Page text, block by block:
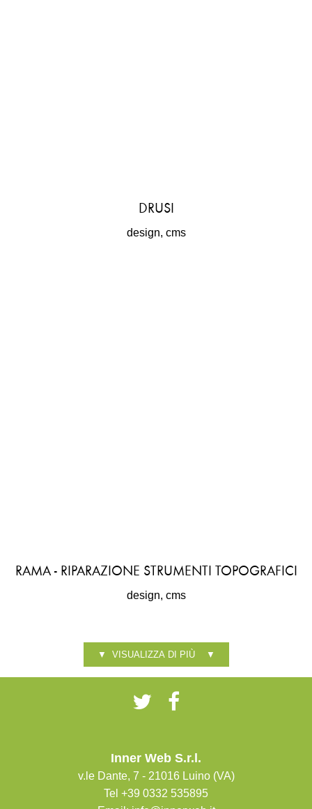
DRUSI
design, cms
RAMA - RIPARAZIONE STRUMENTI TOPOGRAFICI
design, cms
▼ VISUALIZZA DI PIÙ ▼
Inner Web S.r.l.
v.le Dante, 7 - 21016 Luino (VA)
Tel +39 0332 535895